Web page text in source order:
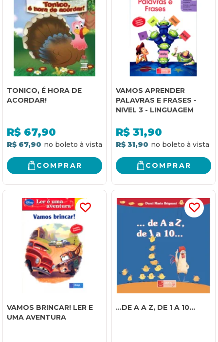
TONICO, É HORA DE
ACORDAR!
R$ 67,90
R$ 67,90
COMPRAR
VAMOS APRENDER
PALAVRAS E FRASES -
NIVEL 3 - LINGUAGEM
R$ 31,90
R$ 31,90
COMPRAR
VAMOS BRINCAR! LER E
UMA AVENTURA
...DE A A Z, DE 1 A 10...